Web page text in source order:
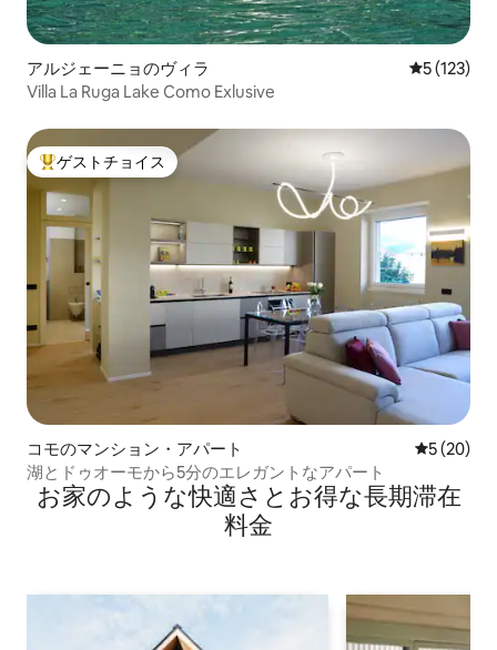
アルジェーニョのヴィラ レビュー
5 (123)
Villa La Ruga Lake Como Exlusive
大好評のゲストチョイスです。
ゲストチョイス
コモのマンション・アパート レビュー
5 (20)
湖とドゥオーモから5分のエレガントなアパート
お家のような快⁠適⁠さ⁠とお⁠得⁠な長⁠期⁠滞⁠在
料⁠金